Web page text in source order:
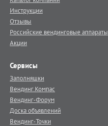
Инструкции
Отзывы
Российские вендинговые аппараты
Акции
Сервисы
Заполняшки
Вендинг.Компас
Вендинг-Форум
Доска объявлений
Вендинг-Точки